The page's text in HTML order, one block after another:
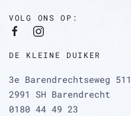
VOLG ONS OP:
DE KLEINE DUIKER
3e Barendrechtseweg 511
2991 SH Barendrecht
0180 44 49 23